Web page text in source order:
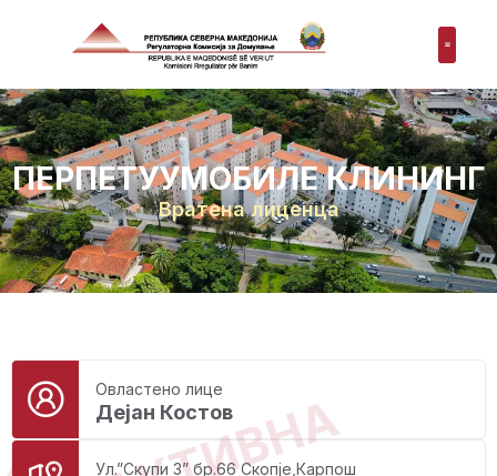
ПЕРПЕТУУМОБИЛЕ КЛИНИНГ
Вратена лиценца
Овластено лице
Дејан Костов
Ул.”Скупи 3” бр.66 Скопје,Карпош